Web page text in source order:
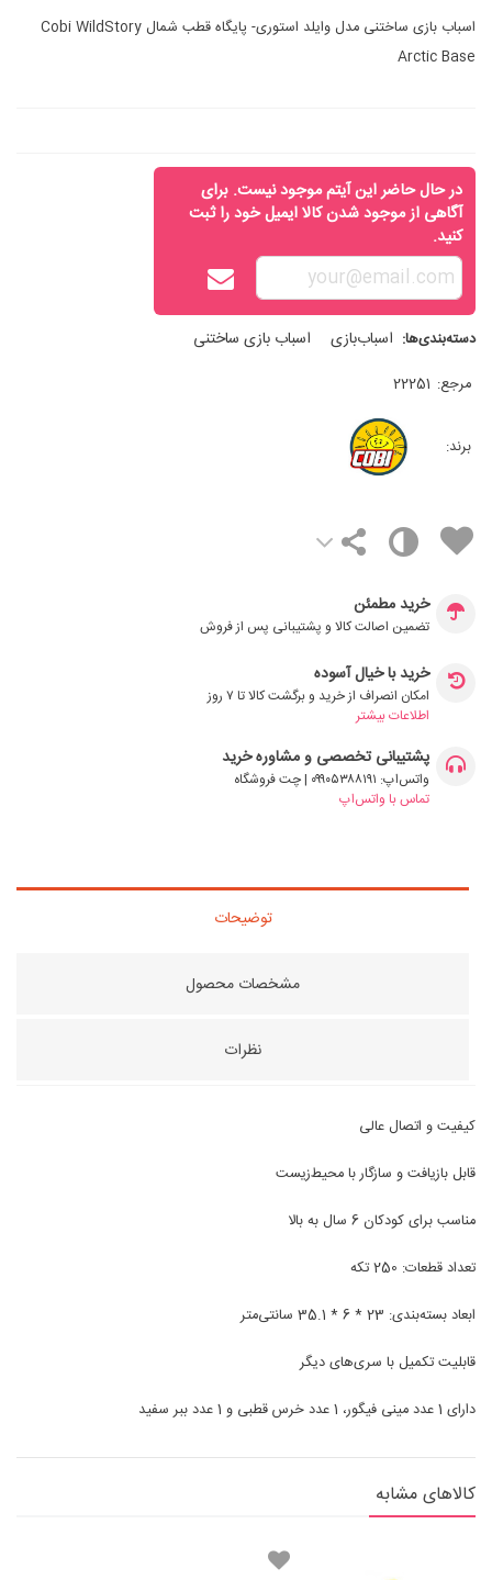
اسباب بازی ساختنی مدل وایلد استوری- پایگاه قطب شمال Cobi WildStory
Arctic Base
در حال حاضر این آیتم موجود نیست. برای
آگاهی از موجود شدن کالا ایمیل خود را ثبت
کنید.
دسته‌بندی‌ها: اسباب‌بازی اسباب‌ بازی ساختنی
مرجع: 22251
برند:
خرید مطمئن
تضمین اصالت کالا و پشتیبانی پس از فروش
خرید با خیال آسوده
امکان انصراف از خرید و برگشت کالا تا ۷ روز
اطلاعات بیشتر
پشتیبانی تخصصی و مشاوره خرید
واتس‌اپ: ۰۹۹۰۵۳۸۸۱۹۱ | چت فروشگاه
تماس با واتس‌اپ
توضیحات
مشخصات محصول
نظرات
کیفیت و اتصال عالی
قابل بازیافتو سازگار با محیط‌زیست
مناسب برای کودکان 6 سال به بالا
تعداد قطعات: 250 تکه
ابعاد بسته‌بندی: 23 * 6 * 35.1 سانتی‌متر
قابلیت تکمیل با سری‌های دیگر
دارای 1 عدد مینی فیگور، 1 عدد خرس قطبی و 1 عدد ببر سفید
کالاهای مشابه